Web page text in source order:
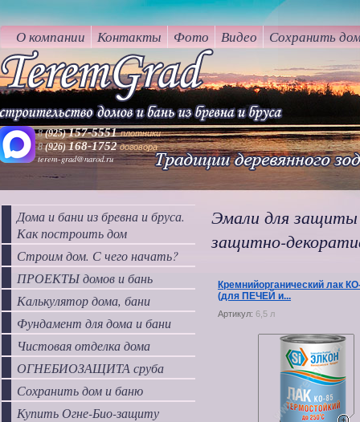
8 (925)157-5551 плотники
8(926)168-1752 договора
terem-grad@narod.ru
О компании Контакты Фото Видео Сохранить
Дома и бани из бревна и бруса.
Как построить дом
Строим дом. С чего начать?
ПРОЕКТЫ домов и бань
Калькулятор дома, бани
Фундамент для дома и бани
Чистовая отделка дома
ОГНЕБИОЗАЩИТА сруба
Сохранить дом и баню
Купить Огне-Био-защиту
Эмали для защиты
защитно-
Кремнийорганический лак
(для ПЕЧЕЙ и...
Артикул: 6,5 л